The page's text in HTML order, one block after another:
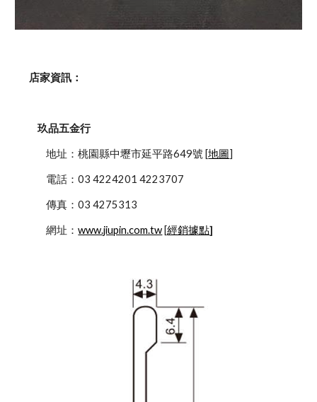
    店家資訊：
玖品五金行
            地址：桃園縣中壢市延平路649號 [
地圖]
            電話：03 4224201 4223707
            傳真：03 4275313
            網址：
www.jiupin.com.tw [經銷據點]